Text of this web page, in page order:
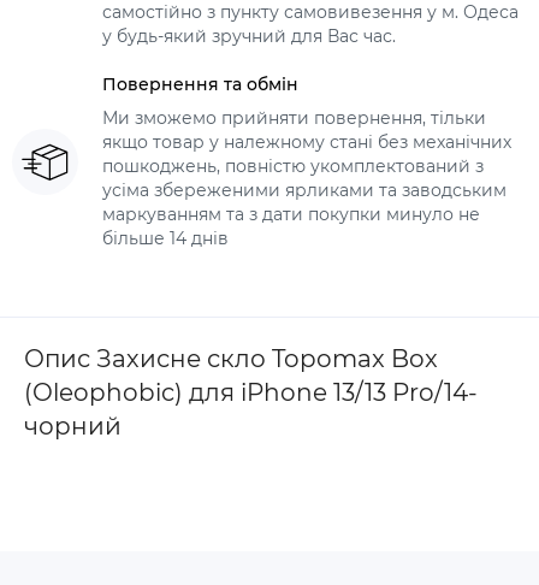
самостійно з пункту самовивезення у м. Одеса
у будь-який зручний для Вас час.
Повернення та обмін
Ми зможемо прийняти повернення, тільки
якщо товар у належному стані без механічних
пошкоджень, повністю укомплектований з
усіма збереженими ярликами та заводським
маркуванням та з дати покупки минуло не
більше 14 днів
Опис Захисне скло Topomax Box
(Oleophobic) для iPhone 13/13 Pro/14-
чорний